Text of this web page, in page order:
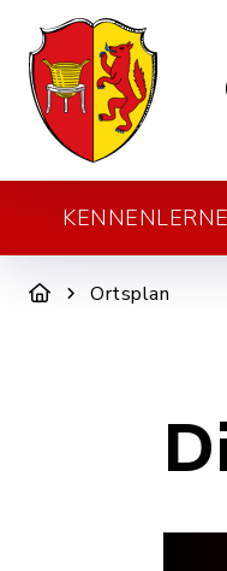
Ortsplan